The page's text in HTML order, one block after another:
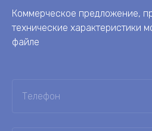
Коммерческое предложение,
технические характеристики
файле